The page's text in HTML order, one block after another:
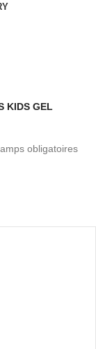
KIDS GEL
obligatoires